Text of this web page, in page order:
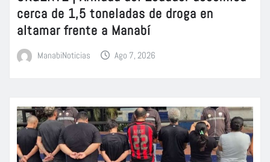
cerca de 1,5 toneladas de droga en
altamar frente a Manabí
ManabiNoticias Ago 7, 2026